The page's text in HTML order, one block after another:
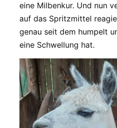
eine Milbenkur. Und nun
auf das Spritzmittel
genau seit dem humpelt
eine Schwellung hat.